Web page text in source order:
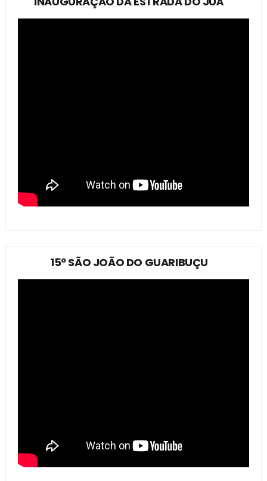
15º SÃO JOÃO DO GUARIBUÇU